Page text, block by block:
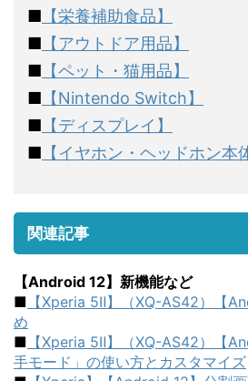
■ 【栄養補助食品】
■ 【アウトドア用品】
■ 【ペット・猫用品】
■ 【Nintendo Switch】
■ 【ディスプレイ】
■ 【イヤホン・ヘッドホン本
関連記事
【Android 12】新機能など
■ 【Xperia 5Ⅱ】（XQ-AS42）【
め
■ 【Xperia 5Ⅱ】（XQ-AS42）【
手モード」の使い方とカスタマイズ